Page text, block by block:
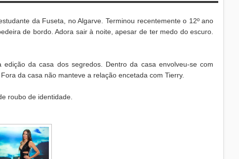
da Fuseta, no Algarve. Terminou recentemente o 12º ano
de bordo. Adora sair à noite, apesar de ter medo do escuro.
da casa dos segredos. Dentro da casa envolveu-se com
da casa não manteve a relação encetada com Tierry.
roubo de identidade.